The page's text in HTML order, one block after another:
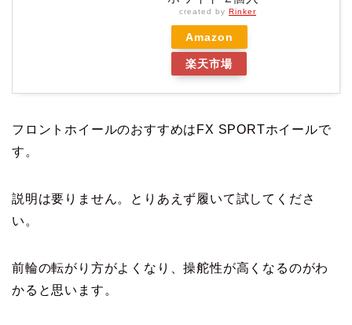
created by Rinker
Amazon
楽天市場
フロントホイールのおすすめはFX SPORTホイールで
す。
説明は要りません。とりあえず履いて試してくださ
い。
前輪の転がり方がよくなり、操舵性が高くなるのがわ
かると思います。